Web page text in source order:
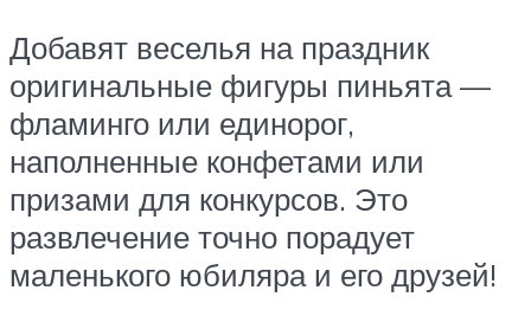
Добавят веселья на праздник
оригинальные фигуры пиньята —
фламинго или единорог,
наполненные конфетами или
призами для конкурсов. Это
развлечение точно порадует
маленького юбиляра и его друзей!